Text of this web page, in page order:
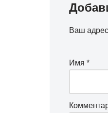
Ваш
Имя *